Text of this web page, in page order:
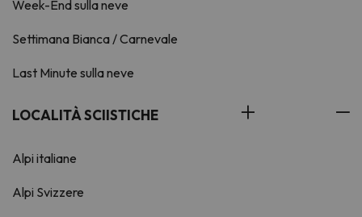
Week-End sulla neve
Settimana Bianca / Carnevale
Last Minute sulla neve
LOCALITÀ SCIISTICHE
Alpi italiane
Alpi Svizzere